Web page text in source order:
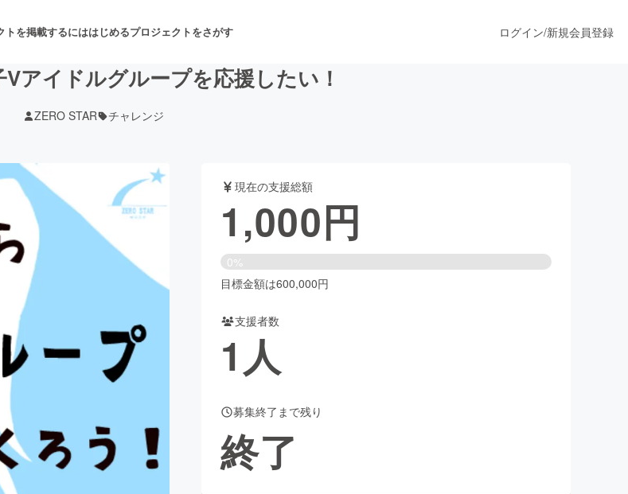
トを掲載するにははじめるプロジェクトをさがす
舞台・パフォーマンス
ス開発
アニメ・漫画
ビューティー・ヘルスケア
for Social Good
ふるさと納税machi-ya コミュニティ
ログイン/新規会員登録
アイドルグループを応援したい！
ZERO STAR チャレンジ
現在の支援総額
1,000円
0%
目標金額は600,000円
支援者数
1人
募集終了まで残り
終了